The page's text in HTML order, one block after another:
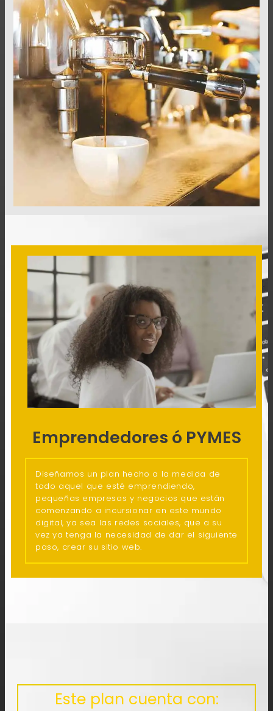
Emprendedores ó PYMES
Diseñamos un plan hecho a la medida de
todo aquel que esté emprendiendo,
pequeñas empresas y negocios que están
comenzando a incursionar en este mundo
digital, ya sea las redes sociales, que a su
vez ya tenga la necesidad de dar el siguiente
paso, crear su sitio web.
Este plan cuenta con: